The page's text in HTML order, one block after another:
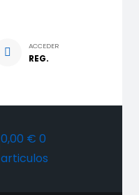
ACCEDER
REG.
0,00 € 0
articulos